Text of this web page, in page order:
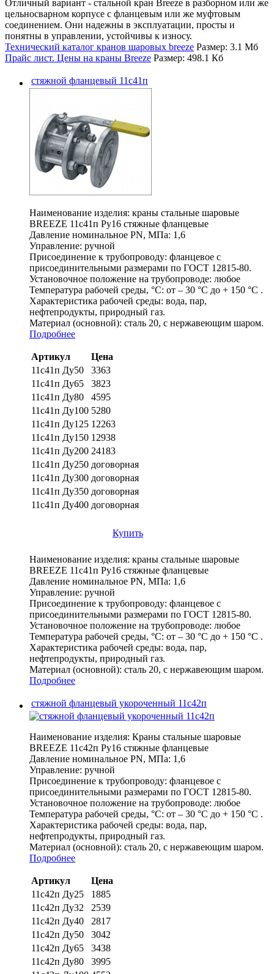
Отличный вариант - стальной кран Breeze в разборном или же
цельносварном корпусе с фланцевым или же муфтовым
соединением. Они надежны в эксплуатации, просты и
понятны в управлении, устойчивы к износу.
Технический каталог кранов шаровых breeze Размер: 3.1 Мб
Прайс лист. Цены на краны Breeze Размер: 498.1 Кб
стяжной фланцевый 11с41п
Наименование изделия: краны стальные шаровые
BREEZE 11с41п Ру16 стяжные фланцевые
Давление номинальное PN, МПа: 1,6
Управление: ручной
Присоединение к трубопроводу: фланцевое с
присоединительными размерами по ГОСТ 12815-80.
Установочное положение на трубопроводе: любое
Температура рабочей среды, °С: от – 30 °С до + 150 °С .
Характеристика рабочей среды: вода, пар,
нефтепродукты, природный газ.
Материал (основной): сталь 20, с нержавеющим шаром.
Подробнее
Артикул
Цена
11с41п Ду50
3363
11с41п Ду65
3823
11с41п Ду80
4595
11с41п Ду100 5280
11с41п Ду125 12263
11с41п Ду150 12938
11с41п Ду200 24183
11с41п Ду250 договорная
11с41п Ду300 договорная
11с41п Ду350 договорная
11с41п Ду400 договорная
Купить
Наименование изделия: краны стальные шаровые
BREEZE 11с41п Ру16 стяжные фланцевые
Давление номинальное PN, МПа: 1,6
Управление: ручной
Присоединение к трубопроводу: фланцевое с
присоединительными размерами по ГОСТ 12815-80.
Установочное положение на трубопроводе: любое
Температура рабочей среды, °С: от – 30 °С до + 150 °С .
Характеристика рабочей среды: вода, пар,
нефтепродукты, природный газ.
Материал (основной): сталь 20, с нержавеющим шаром.
Подробнее
стяжной фланцевый укороченный 11с42п
Наименование изделия: Краны стальные шаровые
BREEZE 11с42п Ру16 стяжные фланцевые
Давление номинальное PN, МПа: 1,6
Управление: ручной
Присоединение к трубопроводу: фланцевое с
присоединительными размерами по ГОСТ 12815-80.
Установочное положение на трубопроводе: любое
Температура рабочей среды, °С: от – 30 °С до + 150 °С .
Характеристика рабочей среды: вода, пар,
нефтепродукты, природный газ.
Материал (основной): сталь 20, с нержавеющим шаром.
Подробнее
Артикул
Цена
11с42п Ду25
1885
11с42п Ду32
2539
11с42п Ду40
2817
11с42п Ду50
3042
11с42п Ду65
3438
11с42п Ду80
3995